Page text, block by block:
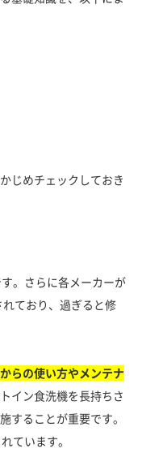
じめチェックしておき
。さらに各メーカーが
ており、過ぎると修
らの使い方やメンテナ
イン食洗機を長持ちさ
することが重要です。
ています。